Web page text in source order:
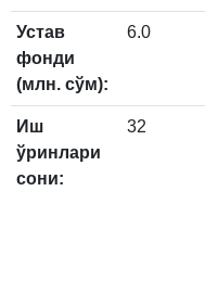
Устав
фонди
(млн. сўм):
6.0
Иш
ўринлари
сони:
32